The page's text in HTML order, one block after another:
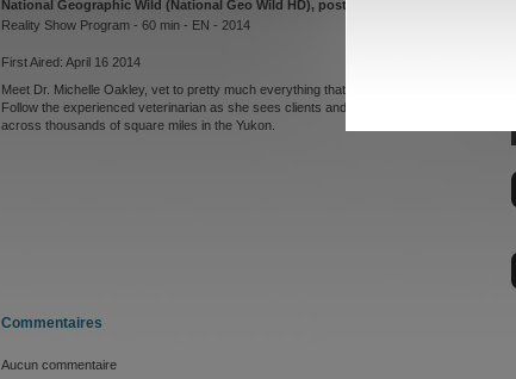
National Geographic Wild (National Geo Wild HD), poste 742
Reality Show Program - 60 min - EN - 2014
First Aired: April 16 2014
Meet Dr. Michelle Oakley, vet to pretty much everything that moves in the Yukon.
Follow the experienced veterinarian as she sees clients and makes house calls
across thousands of square miles in the Yukon.
Commentaires
Aucun commentaire